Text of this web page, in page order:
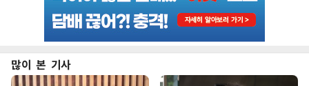
많이 본 기사